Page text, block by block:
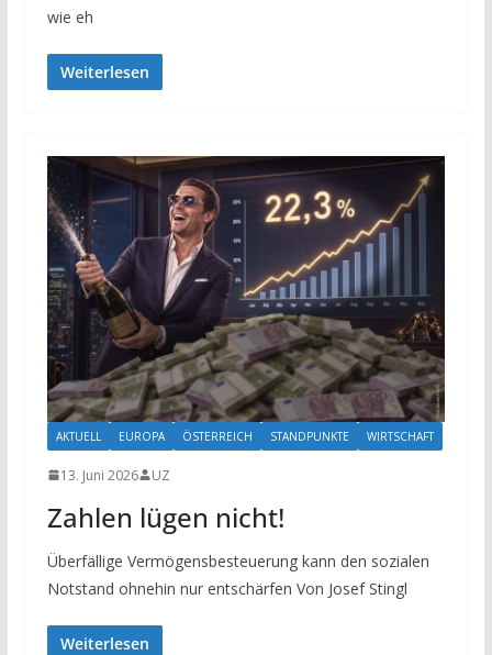
wie eh
Weiterlesen
AKTUELL EUROPA ÖSTERREICH STANDPUNKTE WIRTSCHAFT
13. Juni 2026 UZ
Zahlen lügen nicht!
Überfällige Vermögensbesteuerung kann den sozialen
Notstand ohnehin nur entschärfen Von Josef Stingl
Weiterlesen